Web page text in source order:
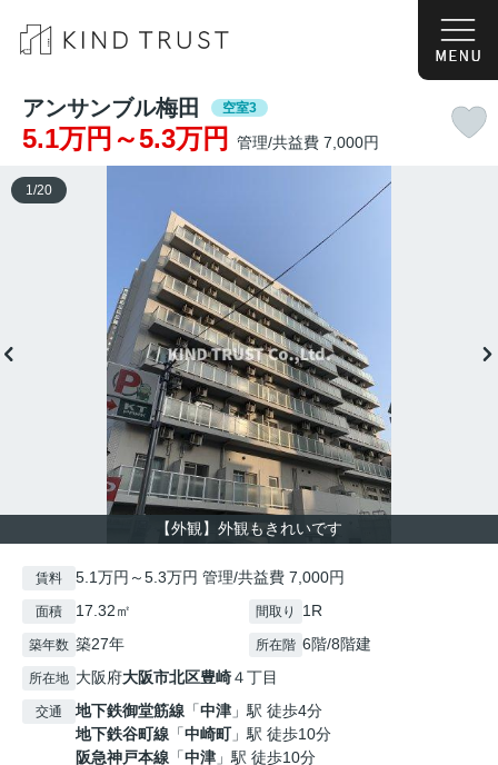
アンサンブル梅田 空室3
5.1万円～5.3万円 管理/共益費 7,000円
【外観】外観もきれいです
1 /20
賃料 5.1万円～5.3万円 管理/共益費 7,000円
面積 17.32㎡ 間取り 1R
築年数 築27年 所在階 6階/8階建
所在地 大阪府大阪市北区豊崎４丁目
交通 地下鉄御堂筋線 「中津 」駅 徒歩4分
地下鉄谷町線 「中崎町」駅 徒歩10分
阪急神戸本線 「中津 」駅 徒歩10分